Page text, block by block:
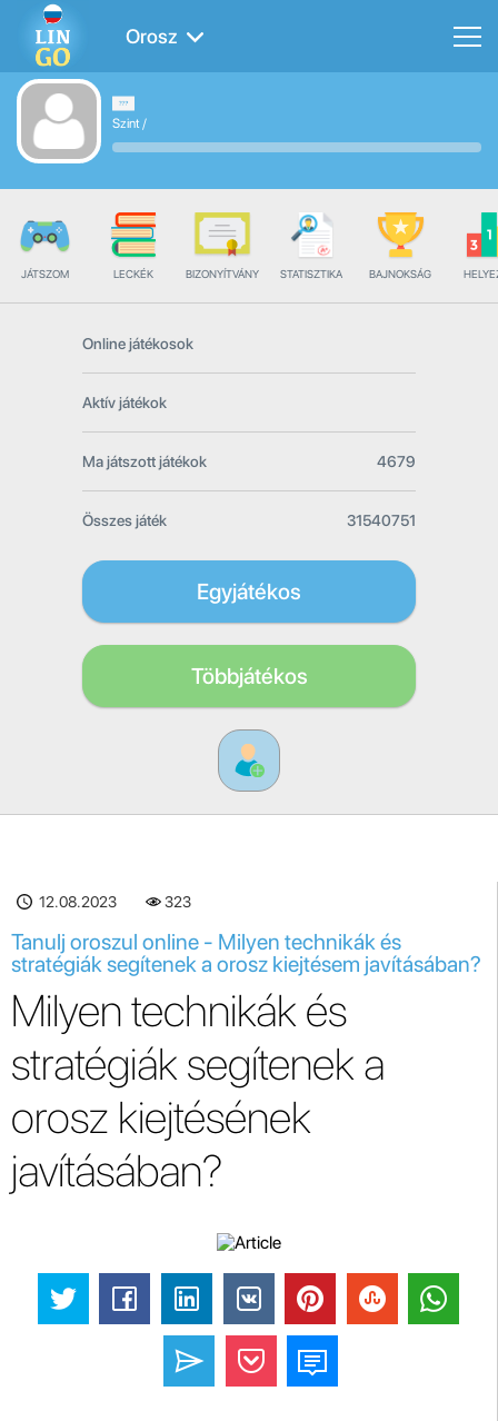
Orosz
Szint/
JÁTSZOM LECKÉK BIZONYÍTVÁNY STATISZTIKA BAJNOKSÁG
Online játékosok
Aktív játékok
Ma játszott játékok 4679
Összes játék 31540751
Egyjátékos
Többjátékos
12.08.2023 323
Tanulj oroszul online - Milyen technikák és
stratégiák segítenek a orosz kiejtésem javításában?
Milyen technikák és
stratégiák segítenek a
orosz kiejtésének
javításában?